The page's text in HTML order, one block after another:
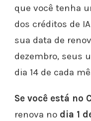
que você tenha
dos créditos de
sua data de
dezembro, seus
dia 14 de cada
Se você está no
renova no dia 1